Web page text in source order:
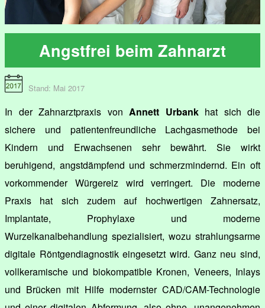
Angstfrei beim Zahnarzt
Stand: Mai 2017
In der Zahnarztpraxis von Annett Urbankhat sich die
sichere und patientenfreundliche Lachgasmethode bei
Kindern und Erwachsenen sehr bewährt. Sie wirkt
beruhigend, angstdämpfend und schmerzmindernd. Ein oft
vorkommender Würgereiz wird verringert. Die moderne
Praxis hat sich zudem auf hochwertigen Zahnersatz,
Implantate, Prophylaxe und moderne
Wurzelkanalbehandlung spezialisiert, wozu strahlungsarme
digitale Röntgendiagnostik eingesetzt wird. Ganz neu sind,
vollkeramische und biokompatible Kronen, Veneers, Inlays
und Brücken mit Hilfe modernster CAD/CAM-Technologie